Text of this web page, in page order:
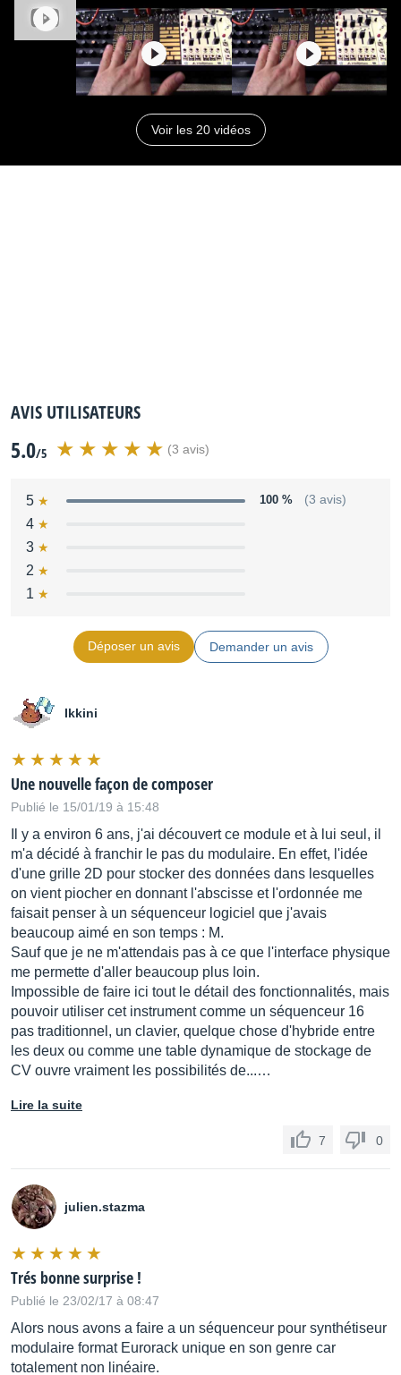
musicales programmées) utile pour contrôler le
tangageDPO
1 tension non quantifié out, utile pour contrôler le
timbre ou la hauteur dans tout le système
2 portes / impulsion cours d'eau, utile pour générer
timing des événements dans un patch ou de
déclencher un générateur de fonctions telles
Voir les 20 vidéos
AVIS UTILISATEURS
5.0/5 (3 avis)
5 100 % (3 avis)
4
3
2
1
Déposer un avis Demander un avis
Ikkini
Une nouvelle façon de composer
Publié le 15/01/19 à 15:48
Il y a environ 6 ans, j'ai découvert ce module et à lui seul, il
m'a décidé à franchir le pas du modulaire. En effet, l'idée
d'une grille 2D pour stocker des données dans lesquelles
on vient piocher en donnant l'abscisse et l'ordonnée me
faisait penser à un séquenceur logiciel que j'avais
beaucoup aimé en son temps : M.
Sauf que je ne m'attendais pas à ce que l'interface physique
me permette d'aller beaucoup plus loin.
Impossible de faire ici tout le détail des fonctionnalités, mais
pouvoir utiliser cet instrument comme un séquenceur 16
pas traditionnel, un clavier, quelque chose d'hybride entre
les deux ou comme une table dynamique de stockage de
CV ouvre vraiment les possibilités de...…
Lire la suite
7 0
julien.stazma
Trés bonne surprise !
Publié le 23/02/17 à 08:47
Alors nous avons a faire a un séquenceur pour synthétiseur
modulaire format Eurorack unique en son genre car
totalement non linéaire.